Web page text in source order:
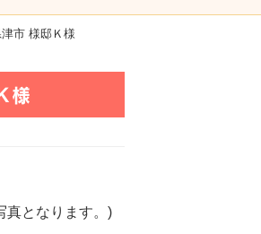
市 様邸Ｋ様
様
真となります。)